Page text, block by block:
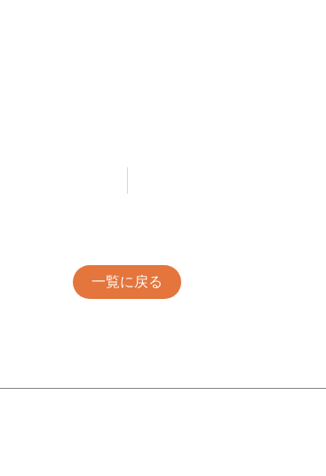
一覧に戻る